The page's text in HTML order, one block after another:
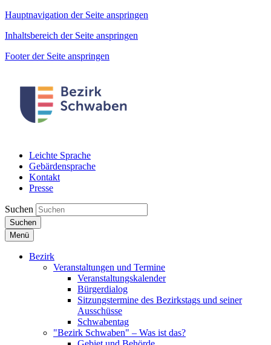
Hauptnavigation der Seite anspringen
Inhaltsbereich der Seite anspringen
Footer der Seite anspringen
Leichte Sprache
Gebärdensprache
Kontakt
Presse
Suchen
Suchen
Menü
Bezirk
Veranstaltungen und Termine
Veranstaltungskalender
Bürgerdialog
Sitzungstermine des Bezirkstags und seiner
Ausschüsse
Schwabentag
"Bezirk Schwaben" – Was ist das?